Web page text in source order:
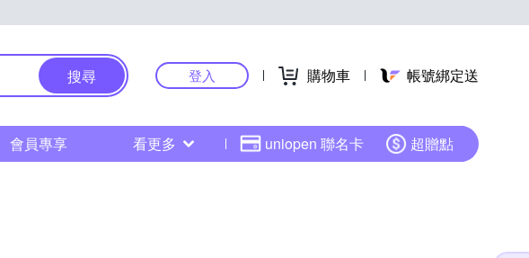
搜尋 登入 購物車 帳號綁定送
會員專享 看更多 uniopen 聯名卡 超贈點